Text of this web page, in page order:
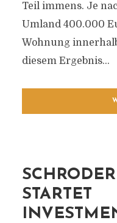
Teil immens. Je
Umland 400.000
Wohnung
diesem Ergebnis...
STARTET